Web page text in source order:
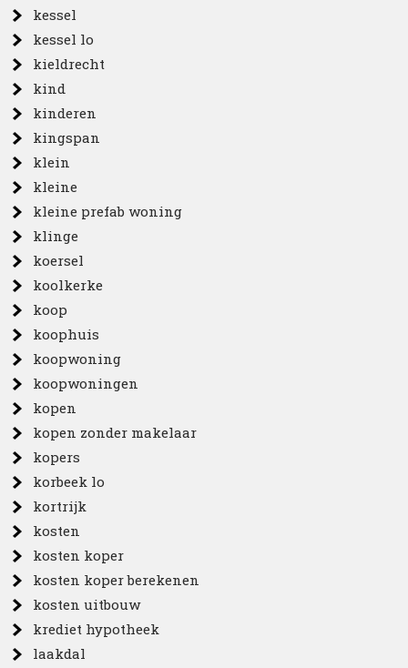
kessel
kessel lo
kieldrecht
kind
kinderen
kingspan
klein
kleine
kleine prefab woning
klinge
koersel
koolkerke
koop
koophuis
koopwoning
koopwoningen
kopen
kopen zonder makelaar
kopers
korbeek lo
kortrijk
kosten
kosten koper
kosten koper berekenen
kosten uitbouw
krediet hypotheek
laakdal